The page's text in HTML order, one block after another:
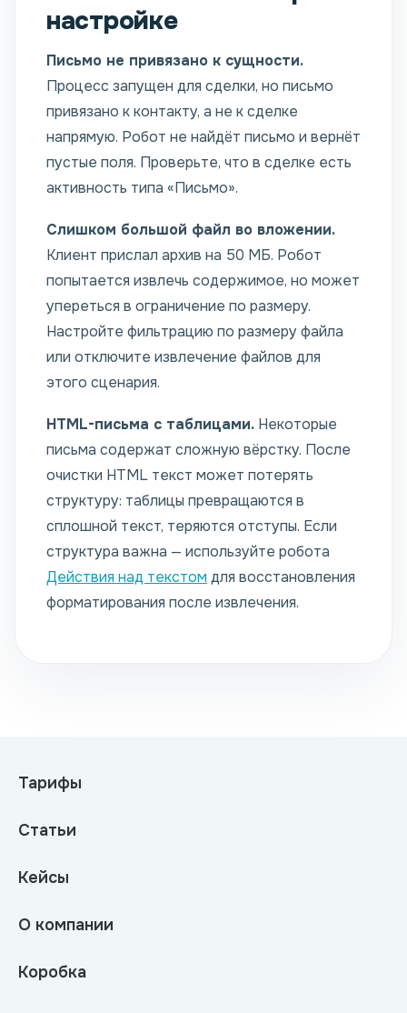
настройке
Письмо не привязано к сущности.
Процесс запущен для сделки, но письмо
привязано к контакту, а не к сделке
напрямую. Робот не найдёт письмо и вернёт
пустые поля. Проверьте, что в сделке есть
активность типа «Письмо».
Слишком большой файл во вложении.
Клиент прислал архив на 50 МБ. Робот
попытается извлечь содержимое, но может
упереться в ограничение по размеру.
Настройте фильтрацию по размеру файла
или отключите извлечение файлов для
этого сценария.
HTML-письма с таблицами. Некоторые
письма содержат сложную вёрстку. После
очистки HTML текст может потерять
структуру: таблицы превращаются в
сплошной текст, теряются отступы. Если
структура важна — используйте робота
Действия над текстом для восстановления
форматирования после извлечения.
Тарифы
Статьи
Кейсы
О компании
Коробка